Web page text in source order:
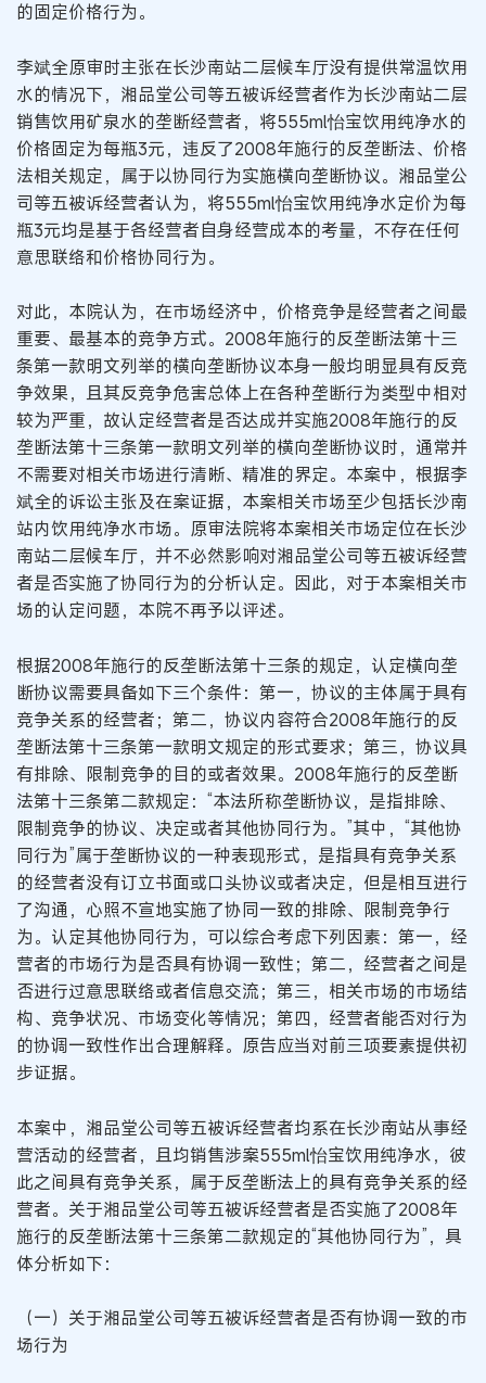
的固定价格行为。
李斌全原审时主张在长沙南站二层候车厅没有提供常温饮用
水的情况下，湘品堂公司等五被诉经营者作为长沙南站二层
销售饮用矿泉水的垄断经营者，将555ml怡宝饮用纯净水的
价格固定为每瓶3元，违反了2008年施行的反垄断法、价格
法相关规定，属于以协同行为实施横向垄断协议。湘品堂公
司等五被诉经营者认为，将555ml怡宝饮用纯净水定价为每
瓶3元均是基于各经营者自身经营成本的考量，不存在任何
意思联络和价格协同行为。
对此，本院认为，在市场经济中，价格竞争是经营者之间最
重要、最基本的竞争方式。2008年施行的反垄断法第十三
条第一款明文列举的横向垄断协议本身一般均明显具有反竞
争效果，且其反竞争危害总体上在各种垄断行为类型中相对
较为严重，故认定经营者是否达成并实施2008年施行的反
垄断法第十三条第一款明文列举的横向垄断协议时，通常并
不需要对相关市场进行清晰、精准的界定。本案中，根据李
斌全的诉讼主张及在案证据，本案相关市场至少包括长沙南
站内饮用纯净水市场。原审法院将本案相关市场定位在长沙
南站二层候车厅，并不必然影响对湘品堂公司等五被诉经营
者是否实施了协同行为的分析认定。因此，对于本案相关市
场的认定问题，本院不再予以评述。
根据2008年施行的反垄断法第十三条的规定，认定横向垄
断协议需要具备如下三个条件：第一，协议的主体属于具有
竞争关系的经营者；第二，协议内容符合2008年施行的反
垄断法第十三条第一款明文规定的形式要求；第三，协议具
有排除、限制竞争的目的或者效果。2008年施行的反垄断
法第十三条第二款规定：“本法所称垄断协议，是指排除、
限制竞争的协议、决定或者其他协同行为。”其中，“其他协
同行为”属于垄断协议的一种表现形式，是指具有竞争关系
的经营者没有订立书面或口头协议或者决定，但是相互进行
了沟通，心照不宣地实施了协同一致的排除、限制竞争行
为。认定其他协同行为，可以综合考虑下列因素：第一，经
营者的市场行为是否具有协调一致性；第二，经营者之间是
否进行过意思联络或者信息交流；第三，相关市场的市场结
构、竞争状况、市场变化等情况；第四，经营者能否对行为
的协调一致性作出合理解释。原告应当对前三项要素提供初
步证据。
本案中，湘品堂公司等五被诉经营者均系在长沙南站从事经
营活动的经营者，且均销售涉案555ml怡宝饮用纯净水，彼
此之间具有竞争关系，属于反垄断法上的具有竞争关系的经
营者。关于湘品堂公司等五被诉经营者是否实施了2008年
施行的反垄断法第十三条第二款规定的“其他协同行为”，具
体分析如下：
（一）关于湘品堂公司等五被诉经营者是否有协调一致的市
场行为